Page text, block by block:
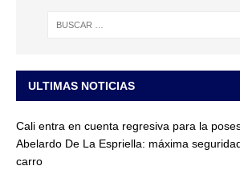
ULTIMAS NOTICIAS
Cali entra en cuenta regresiva para la
Abelardo De La Espriella: máxima
carro